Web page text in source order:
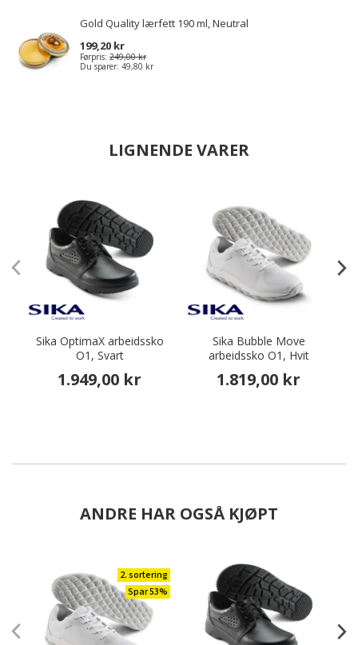
Gold Quality lærfett 190 ml, Neutral
199,20 kr
Førpris: 249,00 kr
Du sparer: 49,80 kr
LIGNENDE VARER
Sika OptimaX arbeidssko
O1, Svart
1.949,00 kr
Sika Bubble Move
arbeidssko O1, Hvit
1.819,00 kr
ANDRE HAR OGSÅ KJØPT
2. sortering
Spar 53%